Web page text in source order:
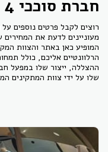
חברת סוככי 4 העונות
רוצים לקבל פרטים נוספים
מעוניינים לדעת את המחירים
המופיע כאן באתר והצוות
הרלוונטיים אליכם, כולל
שלו על ידי צוות המתקינים